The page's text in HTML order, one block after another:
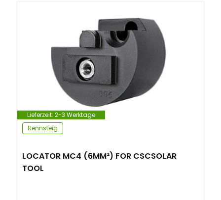
Lieferzeit: 2-3 Werktage
Rennsteig
LOCATOR MC4 (6MM²) FOR CSCSOLAR
TOOL